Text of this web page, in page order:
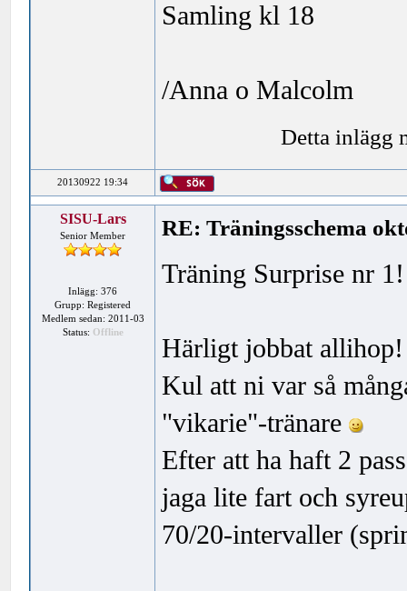
Samling kl 18
/Anna o Malcolm
Detta inlägg
20130922 19:34
SISU-Lars
Senior Member
Inlägg: 376
Grupp: Registered
Medlem sedan: 2011-03
Status: Offline
RE: Träningsschema
Träning Surprise nr 1!
Härligt jobbat allihop!
Kul att ni var så
"vikarie"-tränare
Efter att ha haft 2
jaga lite fart och
70/20-intervaller